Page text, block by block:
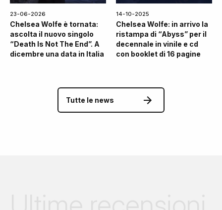
23-06-2026
Chelsea Wolfe è tornata:
ascolta il nuovo singolo
“Death Is Not The End”. A
dicembre una data in Italia
14-10-2025
Chelsea Wolfe: in arrivo la
ristampa di “Abyss” per il
decennale in vinile e cd
con booklet di 16 pagine
Tutte le news